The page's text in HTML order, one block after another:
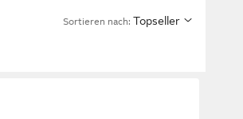
Sortieren nach: Topseller